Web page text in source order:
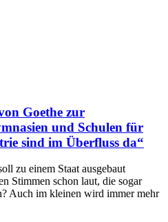
Goethe zur
und Schulen für
sind im Überfluss da“
zu einem Staat ausgebaut
Stimmen schon laut, die sogar
Auch im kleinen wird immer mehr